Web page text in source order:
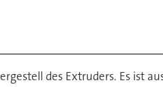
des Extruders. Es ist